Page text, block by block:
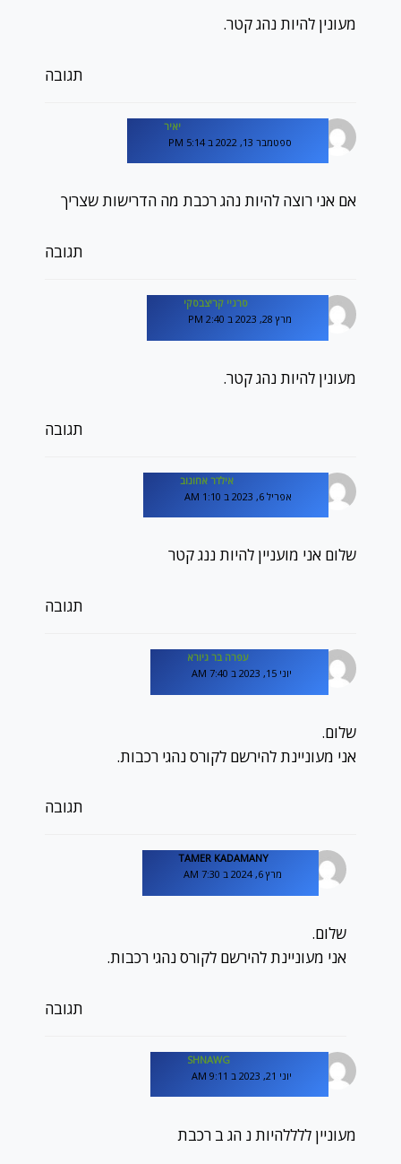
מעונין להיות נהג קטר.
תגובה
יאיר
ספטמבר 13, 2022 ב 5:14 PM
אם אני רוצה להיות נהג רכבת מה הדרישות שצריך
תגובה
סרגיי קריצבסקי
מרץ 28, 2023 ב 2:40 PM
מעונין להיות נהג קטר.
תגובה
אילדר אחונוב
אפריל 6, 2023 ב 1:10 AM
שלום אני מועניין להיות ננג קטר
תגובה
עפרה בר גיורא
יוני 15, 2023 ב 7:40 AM
שלום.
אני מעוניינת להירשם לקורס נהגי רכבות.
תגובה
TAMER KADAMANY
מרץ 6, 2024 ב 7:30 AM
שלום.
אני מעוניינת להירשם לקורס נהגי רכבות.
תגובה
SHNAWG
יוני 21, 2023 ב 9:11 AM
מעוניין ללללהיות נ הג ב רכבת